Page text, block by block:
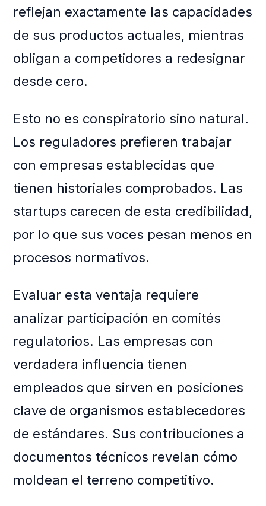
reflejan exactamente las capacidades
de sus productos actuales, mientras
obligan a competidores a redesignar
desde cero.
Esto no es conspiratorio sino natural.
Los reguladores prefieren trabajar
con empresas establecidas que
tienen historiales comprobados. Las
startups carecen de esta credibilidad,
por lo que sus voces pesan menos en
procesos normativos.
Evaluar esta ventaja requiere
analizar participación en comités
regulatorios. Las empresas con
verdadera influencia tienen
empleados que sirven en posiciones
clave de organismos establecedores
de estándares. Sus contribuciones a
documentos técnicos revelan cómo
moldean el terreno competitivo.